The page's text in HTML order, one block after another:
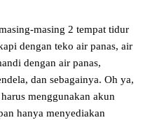
masing 2 tempat tidur
dengan teko air panas, air
dengan air panas,
dan sebagainya. Oh ya,
menggunakan akun
hanya menyediakan